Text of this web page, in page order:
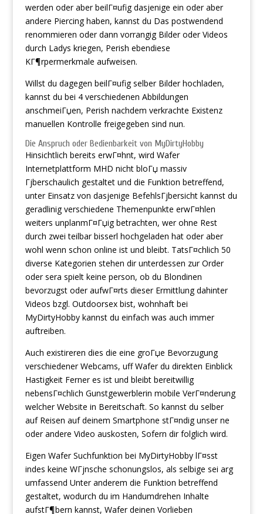
werden oder aber beilГ¤ufig dasjenige ein oder aber
andere Piercing haben, kannst du Das postwendend
renommieren oder dann vorrangig Bilder oder Videos
durch Ladys kriegen, Perish ebendiese
KГ¶rpermerkmale aufweisen.
Willst du dagegen beilГ¤ufig selber Bilder hochladen,
kannst du bei 4 verschiedenen Abbildungen
anschmeiГџen, Perish nachdem verkrachte Existenz
manuellen Kontrolle freigegeben sind nun.
Die Anspruch oder Bedienbarkeit von MyDirtyHobby
Hinsichtlich bereits erwГ¤hnt, wird Wafer
Internetplattform MHD nicht bloГџ massiv
Гјberschaulich gestaltet und die Funktion betreffend,
unter Einsatz von dasjenige BefehlsГјbersicht kannst du
geradlinig verschiedene Themenpunkte erwГ¤hlen
weiters unplanmГ¤Гџig betrachten, wer ohne Rest
durch zwei teilbar bisserl hochgeladen hat oder aber
wohl wenn schon online ist und bleibt. TatsГ¤chlich 50
diverse Kategorien stehen dir unterdessen zur Order
oder sera spielt keine person, ob du Blondinen
bevorzugst oder aufwГ¤rts dieser Ermittlung dahinter
Videos bzgl. Outdoorsex bist, wohnhaft bei
MyDirtyHobby kannst du einfach was auch immer
auftreiben.
Auch existireren dies die eine groГџe Bevorzugung
verschiedener Webcams, uff Wafer du direkten Einblick
Hastigkeit Ferner es ist und bleibt bereitwillig
nebensГ¤chlich Gunstgewerblerin mobile VerГ¤nderung
welcher Website in Bereitschaft. So kannst du selber
auf Reisen auf deinem Smartphone stГ¤ndig unser ne
oder andere Video auskosten, Sofern dir folglich wird.
Eigen Wafer Suchfunktion bei MyDirtyHobby lГ¤sst
indes keine WГјnsche schonungslos, als selbige sei arg
umfassend Unter anderem die Funktion betreffend
gestaltet, wodurch du im Handumdrehen Inhalte
aufstГ¶bern kannst, Wafer deinen Vorlieben